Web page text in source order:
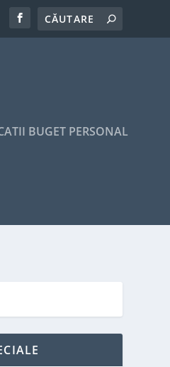
BUGET PERSONAL